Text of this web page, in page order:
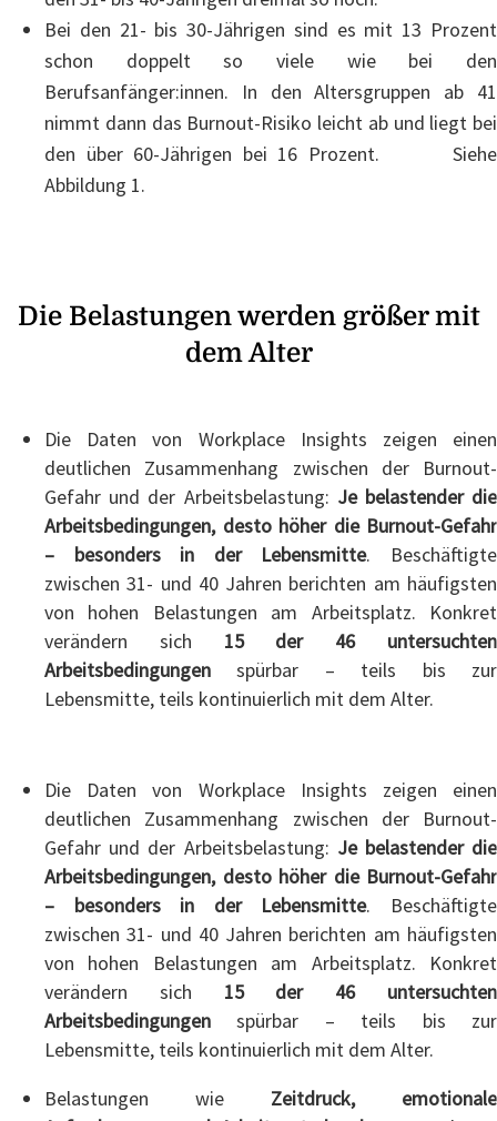
Bei den 21- bis 30-Jährigen sind es mit 13 Prozent
schon doppelt so viele wie bei den
Berufsanfänger:innen. In den Altersgruppen ab 41
nimmt dann das Burnout-Risiko leicht ab und liegt bei
den über 60-Jährigen bei 16 Prozent.
Siehe
Abbildung 1.
Die Belastungen werden größer mit
dem Alter
Die Daten von Workplace Insights zeigen einen
deutlichen Zusammenhang zwischen der Burnout-
Gefahr und der Arbeitsbelastung: Je belastender die
Arbeitsbedingungen, desto höher die Burnout-Gefahr
– besonders in der Lebensmitte. Beschäftigte
zwischen 31- und 40 Jahren berichten am häufigsten
von hohen Belastungen am Arbeitsplatz. Konkret
verändern sich 15 der 46 untersuchten
Arbeitsbedingungen spürbar – teils bis zur
Lebensmitte, teils kontinuierlich mit dem Alter.
Die Daten von Workplace Insights zeigen einen
deutlichen Zusammenhang zwischen der Burnout-
Gefahr und der Arbeitsbelastung: Je belastender die
Arbeitsbedingungen, desto höher die Burnout-Gefahr
– besonders in der Lebensmitte. Beschäftigte
zwischen 31- und 40 Jahren berichten am häufigsten
von hohen Belastungen am Arbeitsplatz. Konkret
verändern sich 15 der 46 untersuchten
Arbeitsbedingungen spürbar – teils bis zur
Lebensmitte, teils kontinuierlich mit dem Alter.
Belastungen wie Zeitdruck, emotionale